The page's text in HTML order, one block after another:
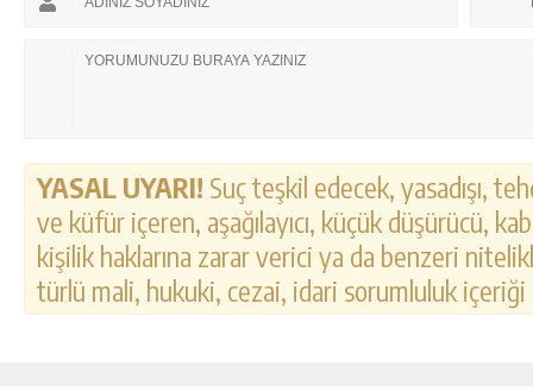
YASAL UYARI! Suç teşkil edecek, yasadışı,
ve küfür içeren, aşağılayıcı, küçük düşürücü,
kişilik haklarına zarar verici ya da benzeri
türlü mali, hukuki, cezai, idari sorumluluk